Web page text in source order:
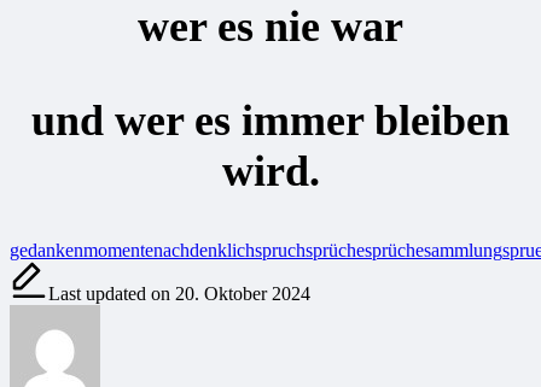
wer es nie war
und wer es immer bleiben
wird.
Tags:
gedankenmomentenachdenklichspruchsprüchesprüchesammlung
Last updated on 20. Oktober 2024